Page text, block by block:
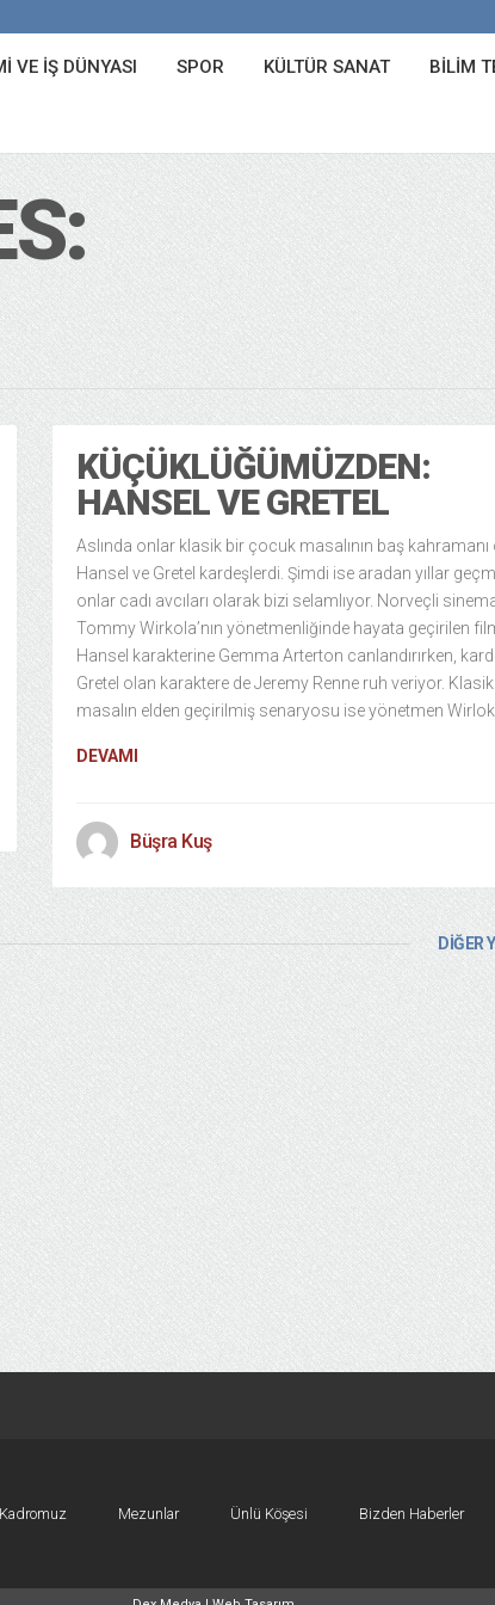
VE İŞ DÜNYASI SPOR KÜLTÜR SANAT BILIM
KÜÇÜKLÜĞÜMÜZDEN:
HANSEL VE GRETEL
Aslında onlar klasik bir çocuk masalının baş kahramanı
Hansel ve Gretel kardeşlerdi. Şimdi ise aradan yıllar
onlar cadı avcıları olarak bizi selamlıyor. Norveçli
Tommy Wirkola’nın yönetmenliğinde hayata geçirilen
Hansel karakterine Gemma Arterton canlandırırken,
Gretel olan karaktere de Jeremy Renne ruh veriyor. Klasik
masalın elden geçirilmiş senaryosu ise yönetmen
DEVAMI
Büşra Kuş
DİĞER
Kadromuz Mezunlar Ünlü Köşesi Bizden Haberler